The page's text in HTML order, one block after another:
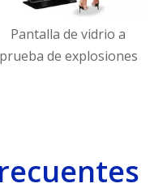
Pantalla LCD táctil
interior horizontal